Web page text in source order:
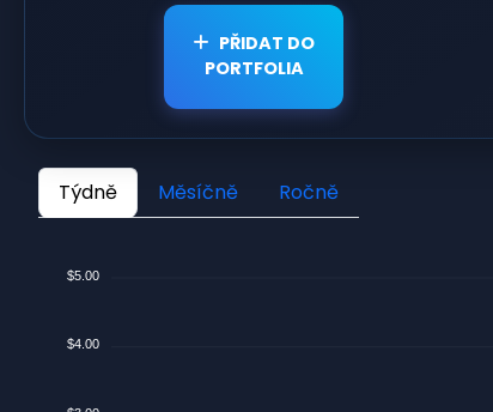
PŘIDAT DO
PORTFOLIA
Týdně Měsíčně Ročně
$5.00
$4.00